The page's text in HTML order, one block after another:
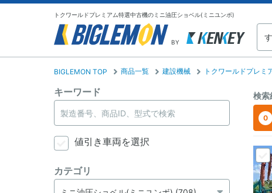
トクワールドプレミアム特選中古機のミニ油圧ショベル(ミニユンボ)
BY
BIGLEMON TOP 商品一覧 建設機械 トクワールドプレミ
0
検索
キーワード
値引き車両を選択
カテゴリ